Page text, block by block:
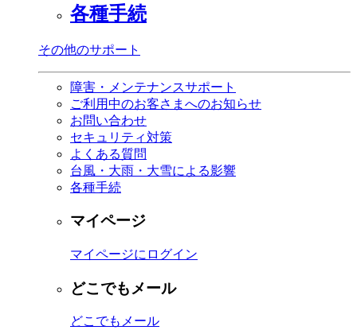
各種手続
その他のサポート
障害・メンテナンスサポート
ご利用中のお客さまへのお知らせ
お問い合わせ
セキュリティ対策
よくある質問
台風・大雨・大雪による影響
各種手続
マイページ
マイページにログイン
どこでもメール
どこでもメール